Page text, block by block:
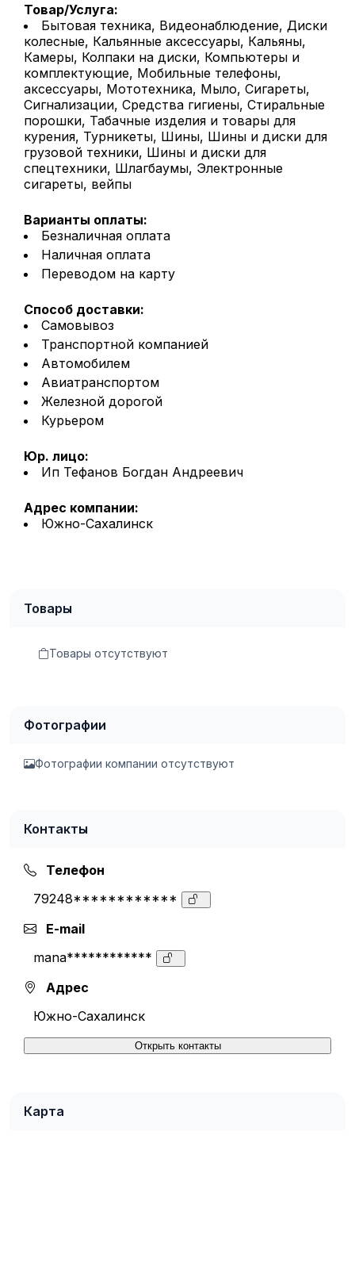
Товар/Услуга:
Бытовая техника, Видеонаблюдение, Диски
колесные, Кальянные аксессуары, Кальяны,
Камеры, Колпаки на диски, Компьютеры и
комплектующие, Мобильные телефоны,
аксессуары, Мототехника, Мыло, Сигареты,
Сигнализации, Средства гигиены, Стиральные
порошки, Табачные изделия и товары для
курения, Турникеты, Шины, Шины и диски для
грузовой техники, Шины и диски для
спецтехники, Шлагбаумы, Электронные
сигареты, вейпы
Варианты оплаты:
Безналичная оплата
Наличная оплата
Переводом на карту
Способ доставки:
Самовывоз
Транспортной компанией
Автомобилем
Авиатранспортом
Железной дорогой
Курьером
Юр. лицо:
Ип Тефанов Богдан Андреевич
Адрес компании:
Южно-Сахалинск
Товары
Товары отсутствуют
Фотографии
Фотографии компании отсутствуют
Контакты
Телефон
79248************
E-mail
mana************
Адрес
Южно-Сахалинск
Открыть контакты
Карта